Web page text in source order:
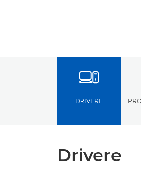
DRIVERE
Drivere